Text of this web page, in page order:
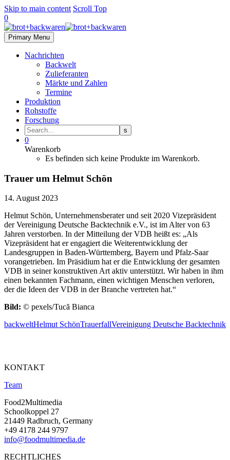
Skip to main content Scroll Top
0
Primary Menu
Nachrichten
Backwelt
Zulieferanten
Märkte und Zahlen
Termine
Produktion
Rohstoffe
Forschung
0
Warenkorb
Es befinden sich keine Produkte im Warenkorb.
Trauer um Helmut Schön
14. August 2023
Helmut Schön, Unternehmensberater und seit 2020 Vizepräsident
der Vereinigung Deutsche Backtechnik e.V., ist im Alter von 63
Jahren verstorben. In der Mitteilung der VDB heißt es: „Als
Vizepräsident hat er engagiert die Weiterentwicklung der
Landesgruppen in Baden-Württemberg, Bayern und Pfalz-Saar
vorangetrieben. Im Präsidium hat er die Entwicklung der gesamten
VDB in seiner konstruktiven Art aktiv unterstützt. Wir haben in ihm
einen bekannten Fachmann, einen wichtigen Menschen verloren,
der die Ideen der VDB in der Branche vertreten hat.“
Bild: © pexels/Tucă Bianca
backweltHelmut SchönTrauerfallVereinigung Deutsche Backtechnik
KONTAKT
Team
Food2Multimedia
Schoolkoppel 27
21449 Radbruch, Germany
+49 4178 244 9797
info@foodmultimedia.de
RECHTLICHES